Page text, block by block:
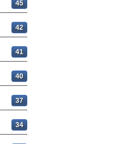
45
42
41
40
37
34